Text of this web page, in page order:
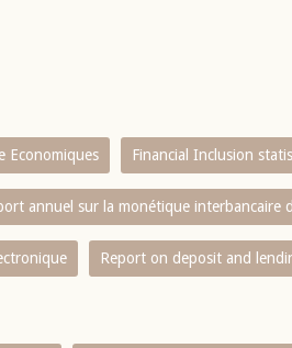
Economiques Financial Inclusion
annuel sur la monétique interbancaire
Report on deposit and